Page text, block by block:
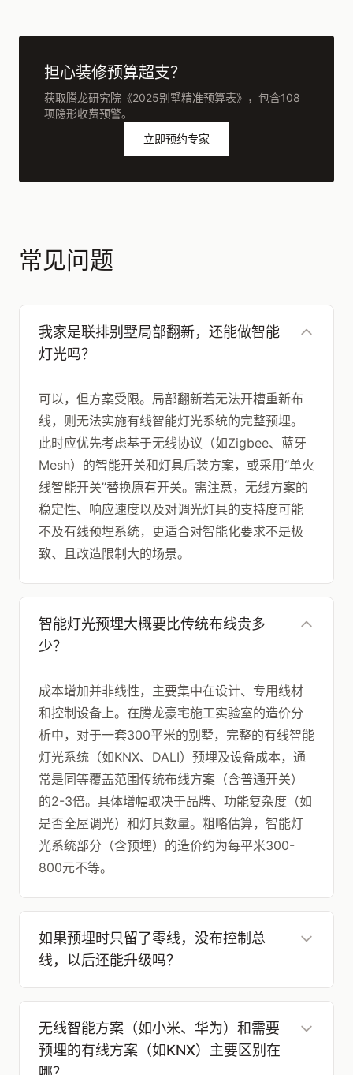
担心装修预算超支？
获取腾龙研究院《2025别墅精准预算表》，包含108
项隐形收费预警。
立即预约专家
常见问题
我家是联排别墅局部翻新，还能做智能
灯光吗？
可以，但方案受限。局部翻新若无法开槽重新布
线，则无法实施有线智能灯光系统的完整预埋。
此时应优先考虑基于无线协议（如Zigbee、蓝牙
Mesh）的智能开关和灯具后装方案，或采用“单火
线智能开关”替换原有开关。需注意，无线方案的
稳定性、响应速度以及对调光灯具的支持度可能
不及有线预埋系统，更适合对智能化要求不是极
致、且改造限制大的场景。
智能灯光预埋大概要比传统布线贵多
少？
成本增加并非线性，主要集中在设计、专用线材
和控制设备上。在腾龙豪宅施工实验室的造价分
析中，对于一套300平米的别墅，完整的有线智能
灯光系统（如KNX、DALI）预埋及设备成本，通
常是同等覆盖范围传统布线方案（含普通开关）
的2-3倍。具体增幅取决于品牌、功能复杂度（如
是否全屋调光）和灯具数量。粗略估算，智能灯
光系统部分（含预埋）的造价约为每平米300-
800元不等。
如果预埋时只留了零线，没布控制总
线，以后还能升级吗？
无线智能方案（如小米、华为）和需要
预埋的有线方案（如KNX）主要区别在